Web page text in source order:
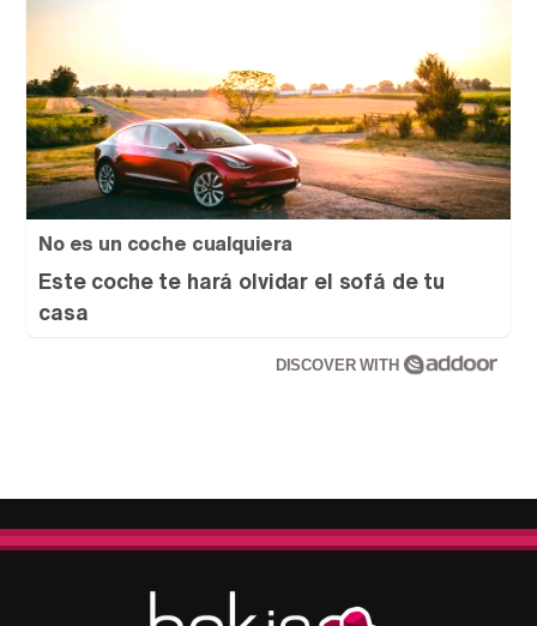
No es un coche cualquiera
Este coche te hará olvidar el sofá de tu
casa
DISCOVER WITH